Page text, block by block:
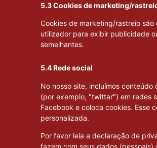
5.3 Cookies de marketing/
Cookies de marketing/rastreio
utilizador para exibir publicidade
semelhantes.
5.4 Rede social
No nosso site, incluímos
(por exemplo, "twittar") em redes
Facebook e coloca cookies. Esse
personalizada.
Por favor leia a declaração de
fazem com seus dados